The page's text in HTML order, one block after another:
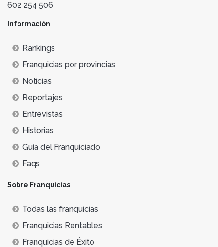
602 254 506
Información
Rankings
Franquicias por provincias
Noticias
Reportajes
Entrevistas
Historias
Guía del Franquiciado
Faqs
Sobre Franquicias
Todas las franquicias
Franquicias Rentables
Franquicias de Éxito